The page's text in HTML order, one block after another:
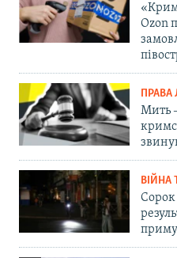
«Крим
Ozon
Мить
ВІЙНА
Сорок